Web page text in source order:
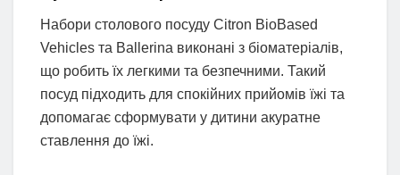
Набори столового посуду Citron BioBased
Vehicles та Ballerina виконані з біоматеріалів,
що робить їх легкими та безпечними. Такий
посуд підходить для спокійних прийомів їжі та
допомагає сформувати у дитини акуратне
ставлення до їжі.